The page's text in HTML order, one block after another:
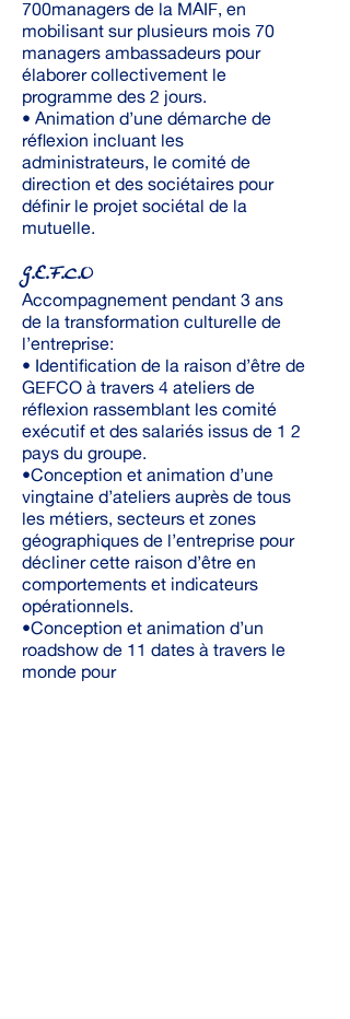
700managers de la MAIF, en
mobilisant sur plusieurs mois 70
managers ambassadeurs pour
élaborer collectivement le
programme des 2 jours.
• Animation d’une démarche de
réflexion incluant les
administrateurs, le comité de
direction et des sociétaires pour
définir le projet sociétal de la
mutuelle.
G.E.F.C.O
Accompagnement pendant 3 ans
de la transformation culturelle de
l’entreprise:
• Identification de la raison d’être de
GEFCO à travers 4 ateliers de
réflexion rassemblant les comité
exécutif et des salariés issus de 1 2
pays du groupe.
•Conception et animation d’une
vingtaine d’ateliers auprès de tous
les métiers, secteurs et zones
géographiques de l’entreprise pour
décliner cette raison d’être en
comportements et indicateurs
opérationnels.
•Conception et animation d’un
roadshow de 11 dates à travers le
monde pour